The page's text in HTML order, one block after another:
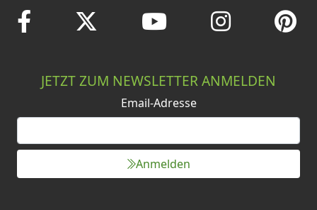
JETZT ZUM NEWSLETTER ANMELDEN
Email-Adresse
Anmelden